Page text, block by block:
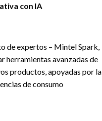
con IA
de expertos – Mintel Spark,
herramientas avanzadas de
productos, apoyadas por la
de consumo